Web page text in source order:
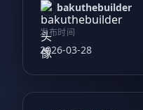
bakuthebuilder
发布时间
2026-03-28